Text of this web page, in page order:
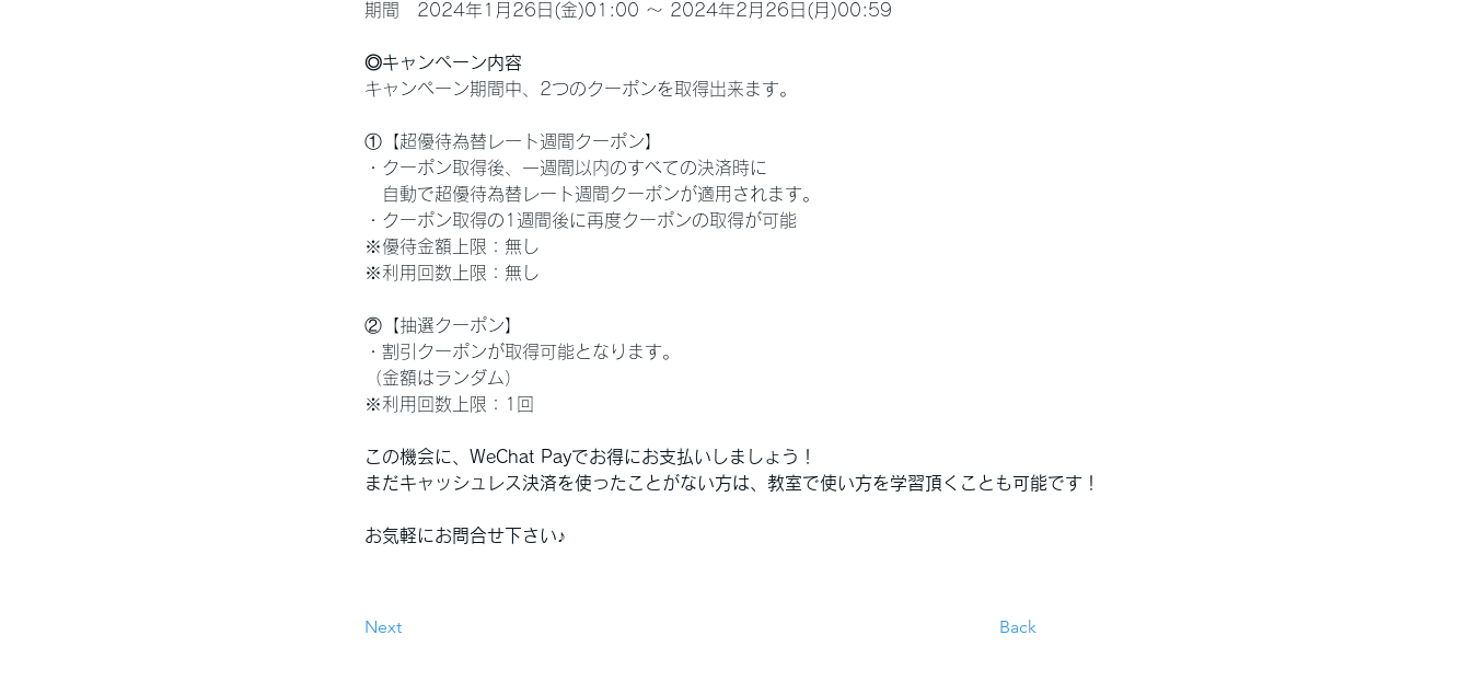
期間　2024年1月26日(金)01:00 ～ 2024年2月26日(月)00:59
◎キャンペーン内容
キャンペーン期間中、2つのクーポンを取得出来ます。
①【超優待為替レート週間クーポン】
・クーポン取得後、一週間以内のすべての決済時に
自動で超優待為替レート週間クーポンが適用されます。
・クーポン取得の1週間後に再度クーポンの取得が可能
※優待金額上限：無し
※利用回数上限：無し
②【抽選クーポン】
・割引クーポンが取得可能となります。
（金額はランダム）
※利用回数上限：1回
この機会に、WeChat Payでお得にお支払いしましょう！
まだキャッシュレス決済を使ったことがない方は、教室で使い方を学習頂くことも可能です！
お気軽にお問合せ下さい♪
Next Back